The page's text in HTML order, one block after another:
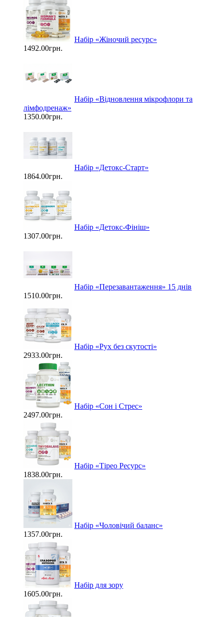
Набір «Жіночий ресурс»
1492.00грн.
Набір «Відновлення мікрофлори та
лімфодренаж»
1350.00грн.
Набір «Детокс-Старт»
1864.00грн.
Набір «Детокс-Фініш»
1307.00грн.
Набір «Перезавантаження» 15 днів
1510.00грн.
Набір «Рух без скутості»
2933.00грн.
Набір «Сон і Стрес»
2497.00грн.
Набір «Тірео Ресурс»
1838.00грн.
Набір «Чоловічий баланс»
1357.00грн.
Набір для зору
1605.00грн.